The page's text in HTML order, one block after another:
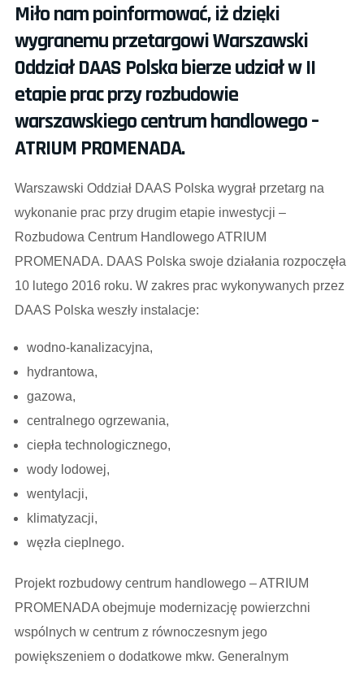
Miło nam poinformować, iż dzięki
wygranemu przetargowi Warszawski
Oddział DAAS Polska bierze udział w II
etapie prac przy rozbudowie
warszawskiego centrum handlowego –
ATRIUM PROMENADA.
Warszawski Oddział DAAS Polska wygrał przetarg na
wykonanie prac przy drugim etapie inwestycji –
Rozbudowa Centrum Handlowego ATRIUM
PROMENADA. DAAS Polska swoje działania rozpoczęła
10 lutego 2016 roku. W zakres prac wykonywanych przez
DAAS Polska weszły instalacje:
wodno-kanalizacyjna,
hydrantowa,
gazowa,
centralnego ogrzewania,
ciepła technologicznego,
wody lodowej,
wentylacji,
klimatyzacji,
węzła cieplnego.
Projekt rozbudowy centrum handlowego – ATRIUM
PROMENADA obejmuje modernizację powierzchni
wspólnych w centrum z równoczesnym jego
powiększeniem o dodatkowe mkw. Generalnym